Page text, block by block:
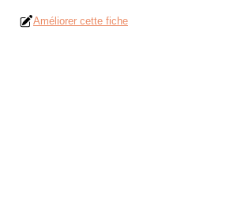
Améliorer cette fiche